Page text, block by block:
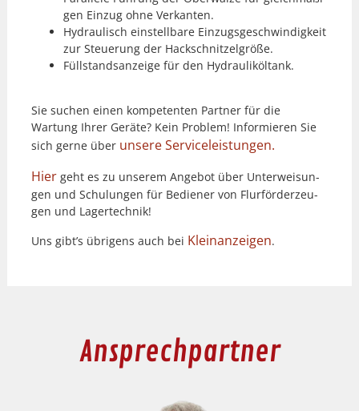
gen Einzug ohne Verkan­ten.
Hydraulisch ein­stell­bare Einzugs­geschwindigkeit
zur Steuerung der Hackschnitzel­größe.
Füll­stand­sanzeige für den Hydrauliköl­tank.
Sie suchen einen kom­pe­ten­ten Part­ner für die
Wartung Ihrer Geräte? Kein Prob­lem! Informieren Sie
sich gerne über unsere Ser­viceleis­tun­gen.
Hiergeht es zu unserem Ange­bot über Unter­weisun­
gen und Schu­lun­gen für Bedi­ener von Flur­förderzeu­
gen und Lagertech­nik!
Uns gibt’s übri­gens auch bei Kleinanzeigen.
Ansprechpartner